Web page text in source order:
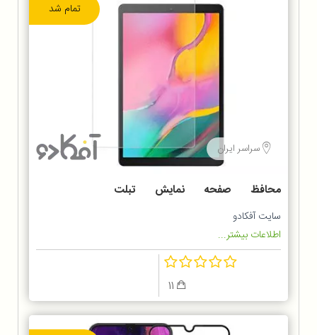
تمام شد
سراسر ایران
محافظ صفحه نمایش تبلت
SAMSUNG GALAXY TAB
سایت آفکادو
اطلاعات بیشتر...